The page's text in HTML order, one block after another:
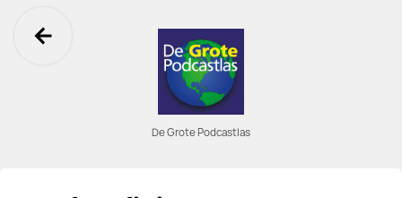
Ga terug
De Grote Podcastlas